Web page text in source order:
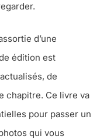
d’une
édition est
de
chapitre. Ce livre va
pour passer un
qui vous